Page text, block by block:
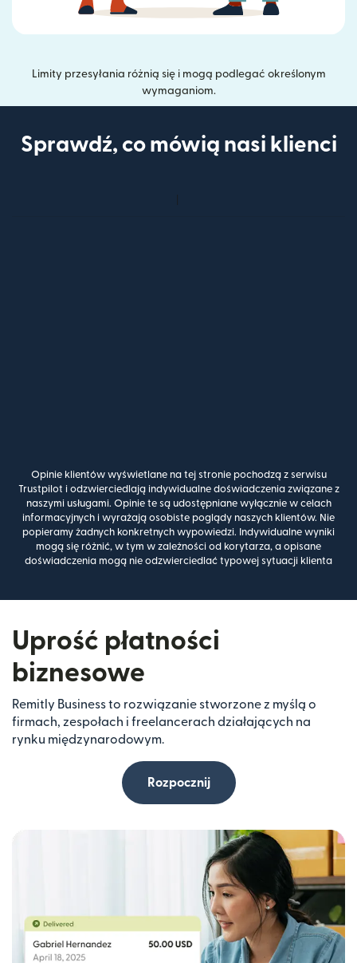
Limity przesyłania różnią się i mogą podlegać określonym
wymaganiom.
Sprawdź, co mówią nasi klienci
Opinie klientów wyświetlane na tej stronie pochodzą z serwisu
Trustpilot i odzwierciedlają indywidualne doświadczenia związane z
naszymi usługami. Opinie te są udostępniane wyłącznie w celach
informacyjnych i wyrażają osobiste poglądy naszych klientów. Nie
popieramy żadnych konkretnych wypowiedzi. Indywidualne wyniki
mogą się różnić, w tym w zależności od korytarza, a opisane
doświadczenia mogą nie odzwierciedlać typowej sytuacji klienta
Uprość płatności
biznesowe
Remitly Business to rozwiązanie stworzone z myślą o
firmach, zespołach i freelancerach działających na
rynku międzynarodowym.
Rozpocznij